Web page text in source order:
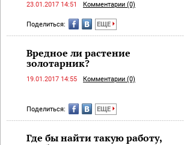
23.01.2017 14:51 Комментарии (0)
Поделиться: ЕЩЕ
Вредное ли растение
золотарник?
19.01.2017 14:55 Комментарии (0)
Поделиться: ЕЩЕ
Где бы найти такую работу,